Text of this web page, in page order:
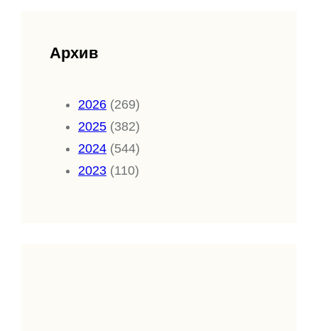
Архив
2026 (269)
2025 (382)
2024 (544)
2023 (110)